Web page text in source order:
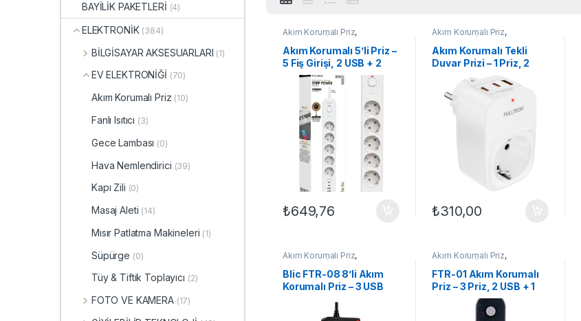
Akım Korumalı Priz,
ELEKTRONİK
ELEKTRONİĞİ
Akım Korumalı 5’li Priz –
5 Fiş Girişi, 2 USB + 2
Type-C Çıkışlı, 2 Metre
Kablolu, Aşırı Akım ve
Voltaj Korumalı Çoklu
Priz
₺649,76
Akım Korumalı Priz,
ELEKTRONİK
ELEKTRONİĞİ
Akım Korumalı Tekli
Duvar Prizi – 1 Priz, 2
Type-C + 1 USB Girişli,
3680W 16A Kısa Devre
Koruması, Isıya
Dayanıklı Kablusuz
₺310,00
Akım Korumalı Priz,
ELEKTRONİK
ELEKTRONİĞİ
Blic FTR-08 8’li Akım
Korumalı Priz – 3 USB
Kapasiteli, Termal
Akım Korumalı Priz,
ELEKTRONİK
ELEKTRONİĞİ
FTR-01 Akım Korumalı
Priz – 3 Priz, 2 USB + 1
Type-C, 16A 250V Güç
Kapasiteli, Aşırı Gerilim
BAYİLİK PAKETLERİ (4)
ELEKTRONİK (384)
BİLGİSAYAR AKSESUARLARI (1)
EV ELEKTRONİĞİ (70)
Akım Korumalı Priz (10)
Fanlı Isıtıcı (3)
Gece Lambası (0)
Hava Nemlendirici (39)
Kapı Zili (0)
Masaj Aleti (14)
Mısır Patlatma Makineleri (1)
Süpürge (0)
Tüy & Tiftik Toplayıcı (2)
FOTO VE KAMERA (17)